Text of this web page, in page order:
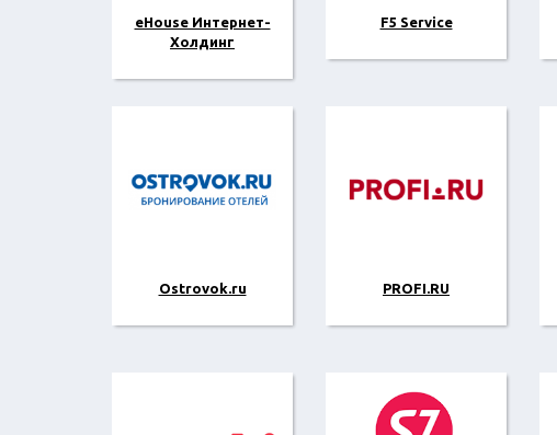
eHouse Интернет-
Холдинг
F5 Service
Ostrovok.ru PROFI.RU